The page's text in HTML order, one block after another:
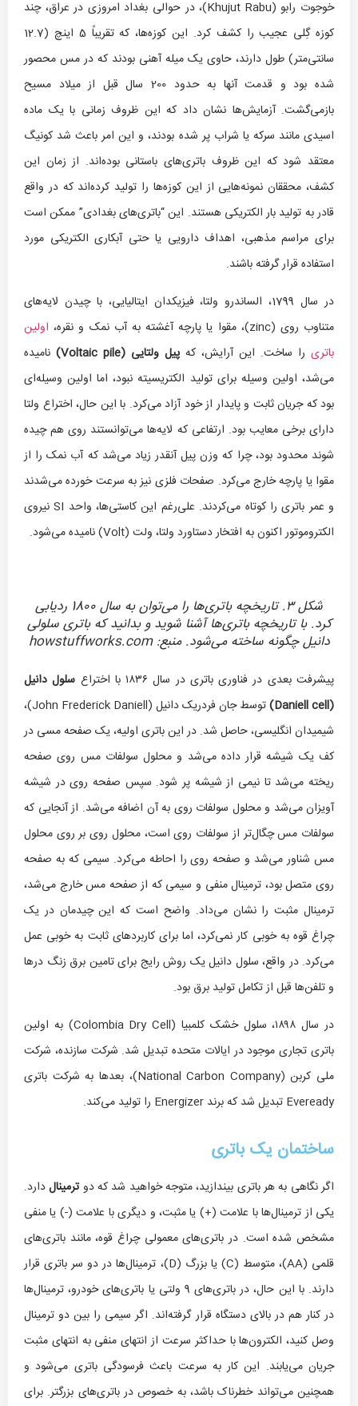
خوجوت رابو (Khujut Rabu)، در حوالی بغداد امروزی در عراق، چند
کوزه گِلی عجیب را کشف کرد. این کوزه‌ها، که تقریباً 5 اینچ (12.7
سانتی‌متر) طول دارند، حاوی یک میله آهنی بودند که در مس محصور
شده بود و قدمت آنها به حدود 200 سال قبل از میلاد مسیح
بازمی‌گشت. آزمایش‌ها نشان داد که این ظروف زمانی با یک ماده
اسیدی مانند سرکه یا شراب پر شده بودند، و این امر باعث شد کونیگ
معتقد شود که این ظروف باتری‌های باستانی بوده‌اند. از زمان این
کشف، محققان نمونه‌هایی از این کوزه‌ها را تولید کرده‌اند که در واقع
قادر به تولید بار الکتریکی هستند. این “باتری‌های بغدادی” ممکن است
برای مراسم مذهبی، اهداف دارویی یا حتی آبکاری الکتریکی مورد
استفاده قرار گرفته باشند.
در سال 1799، الساندرو ولتا، فیزیکدان ایتالیایی، با چیدن لایه‌های
متناوب روی (zinc)، مقوا یا پارچه آغشته به آب نمک و نقره،
اولین
باتری را ساخت. این آرایش، که پیل ولتایی (Voltaic pile
) نامیده
می‌شد، اولین وسیله برای تولید الکتریسیته نبود، اما اولین وسیله‌ای
بود که جریان ثابت و پایدار از خود آزاد می‌کرد. با این حال، اختراع ولتا
دارای برخی معایب بود. ارتفاعی که لایه‌ها می‌توانستند روی هم چیده
شوند محدود بود، چرا که وزن پیل آنقدر زیاد می‌شد که آب نمک را از
مقوا یا پارچه خارج می‌کرد. صفحات فلزی نیز به سرعت خورده می‌شدند
و عمر باتری را کوتاه می‌کردند. علی‌رغم این کاستی‌ها، واحد SI نیروی
الکتروموتور اکنون به افتخار دستاورد ولتا، ولت (Volt) نامیده می‌شود.
شکل ۳. تاریخچه باتری‌ها را می‌توان به سال 1800 ردیابی
کرد. با تاریخچه باتری‌ها آشنا شوید و بدانید که باتری سلولی
دانیل چگونه ساخته می‌شود. منبع: howstuffworks.com
پیشرفت بعدی در فناوری باتری در سال ۱۸۳۶ با اختراع
سلول دانیل
(
Daniell cell
)
توسط جان فردریک دانیل (John Frederick Daniell)،
شیمیدان انگلیسی، حاصل شد. در این باتری اولیه، یک صفحه مسی در
کف یک شیشه قرار داده می‌شد و محلول سولفات مس روی صفحه
ریخته می‌شد تا نیمی از شیشه پر شود. سپس صفحه روی در شیشه
آویزان می‌شد و محلول سولفات روی به آن اضافه می‌شد. از آنجایی که
سولفات مس چگال‌تر از سولفات روی است، محلول روی بر روی محلول
مس شناور می‌شد و صفحه روی را احاطه می‌کرد. سیمی که به صفحه
روی متصل بود، ترمینال منفی و سیمی که از صفحه مس خارج می‌شد،
ترمینال مثبت را نشان می‌داد. واضح است که این چیدمان در یک
چراغ قوه به خوبی کار نمی‌کرد، اما برای کاربردهای ثابت به خوبی عمل
می‌کرد. در واقع، سلول دانیل یک روش رایج برای تامین برق زنگ درها
و تلفن‌ها قبل از تکامل تولید برق بود.
در سال ۱۸۹۸، سلول خشک کلمبیا (Colombia Dry Cell) به اولین
باتری تجاری موجود در ایالات متحده تبدیل شد. شرکت سازنده، شرکت
ملی کربن (National Carbon Company)، بعدها به شرکت باتری
Eveready تبدیل شد که برند Energizer را تولید می‌کند.
ساختمان یک باتری
اگر نگاهی به هر باتری بیندازید، متوجه خواهید شد که دوترمینالدارد.
یکی از ترمینال‌ها با علامت (+) یا مثبت، و دیگری با علامت (-) یا منفی
مشخص شده است. در باتری‌های معمولی چراغ قوه، مانند باتری‌های
قلمی (AA)، متوسط (C) یا بزرگ (D)، ترمینال‌ها در دو سر باتری قرار
دارند. با این حال، در باتری‌های 9 ولتی یا باتری‌های خودرو، ترمینال‌ها
در کنار هم در بالای دستگاه قرار گرفته‌اند. اگر سیمی را بین دو ترمینال
وصل کنید، الکترون‌ها با حداکثر سرعت از انتهای منفی به انتهای مثبت
جریان می‌یابند. این کار به سرعت باعث فرسودگی باتری می‌شود و
همچنین می‌تواند خطرناک باشد، به خصوص در باتری‌های بزرگتر. برای